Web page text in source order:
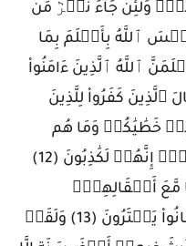
وَلَئِن جَآءَ نَصۡرٞ مِّن
ٱللَّهُ بِأَعۡلَمَ بِمَا
(10) وَلَيَعۡلَمَنَّ ٱللَّهُ ٱلَّذِينَ ءَامَنُواْ
ٱلۡمُنَٰفِقِينَ (11) وَقَالَ ٱلَّذِينَ كَفَرُواْ لِلَّذِينَ
خَطَٰيَٰكُمۡ وَمَا هُم
بِحَٰمِلِينَ مِنۡ خَطَٰيَٰهُم مِّن شَيۡءٍۖ إِنَّهُمۡ لَكَٰذِبُونَ (12)
مَّعَ أَثۡقَالِهِمۡۖ
وَلَيُسۡـَٔلُنَّ يَوۡمَ ٱلۡقِيَٰمَةِ عَمَّا كَانُواْ يَفۡتَرُونَ (13) وَلَقَدۡ